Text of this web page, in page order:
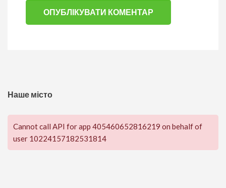
Наше місто
Cannot call API for app 405460652816219 on behalf of
user 10224157182531814